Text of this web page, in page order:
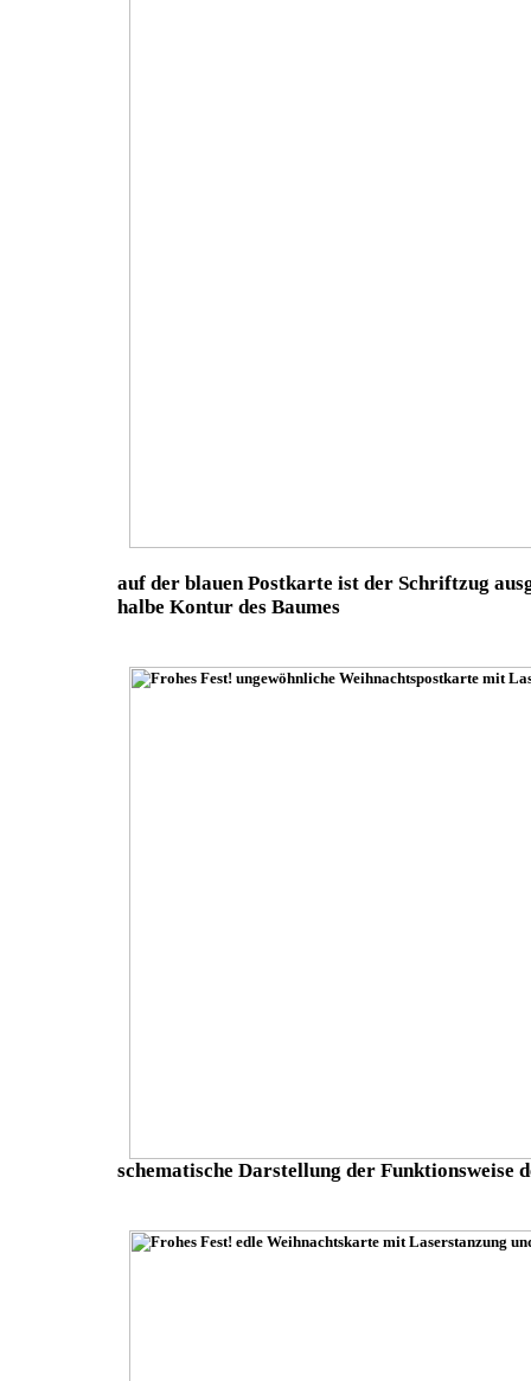
auf der blauen Postkarte ist der Schriftzug
halbe Kontur des Baumes
schematische Darstellung der Funktionsweise